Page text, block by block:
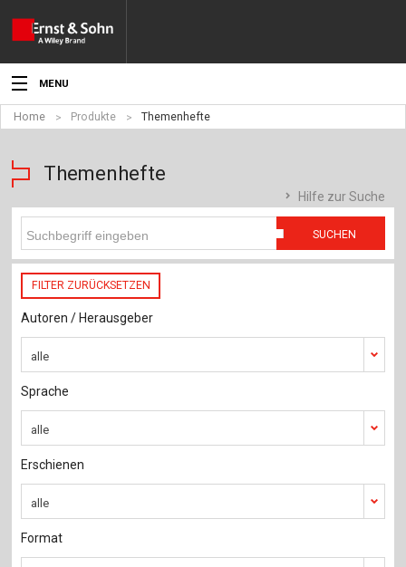
MENU
Aktuelles
Veranstaltungen
Angebote
Fachgebiete
Produkte
Service
Für Autor:innen
Verlag
Home Produkte Themenhefte
Themenhefte
Hilfe zur Suche
SUCHEN
FILTER ZURÜCKSETZEN
Autoren / Herausgeber
alle
Sprache
alle
Erschienen
alle
Format